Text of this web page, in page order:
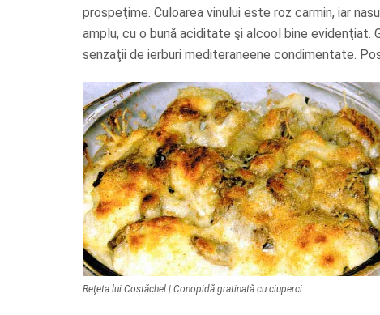
prospeţime. Culoarea vinului este roz carmin, iar
amplu, cu o bună aciditate şi alcool bine evidenţiat.
senzaţii de ierburi mediteraneene condimentate.
Reţeta lui Costăchel | Conopidă gratinată cu ciuperci